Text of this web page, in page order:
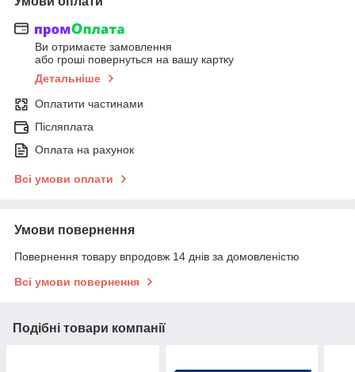
Ви отримаєте замовлення
або гроші повернуться на вашу картку
Детальніше
Оплатити частинами
Післяплата
Оплата на рахунок
Всі умови оплати
Умови повернення
Повернення товару впродовж 14 днів за домовленістю
Всі умови повернення
Подібні товари компанії